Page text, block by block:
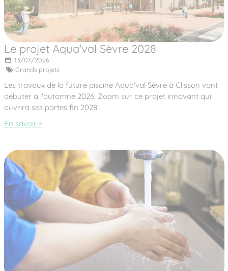
Le projet Aqua'val Sèvre 2028
13/07/2026
Grands projets
Les travaux de la future piscine Aqua'val Sèvre à Clisson vont
débuter à l'automne 2026. Zoom sur ce projet innovant qui
ouvrira ses portes fin 2028.
En savoir +